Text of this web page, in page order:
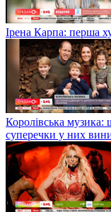
Ірена Карпа: перша
Королівська музика:
суперечки у них